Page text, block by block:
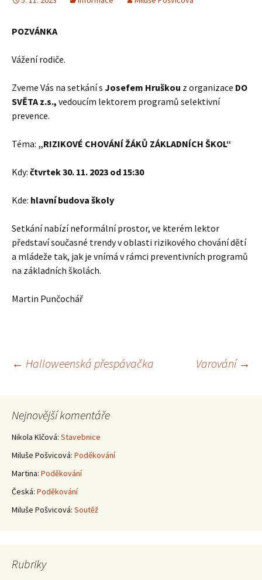
POZVÁNKA
Vážení rodiče.
Zveme Vás na setkání s Josefem Hruškou z organizace DO
SVĚTA z.s., vedoucím lektorem programů selektivní
prevence.
Téma: „RIZIKOVÉ CHOVÁNÍ ŽÁKŮ ZÁKLADNÍCH ŠKOL“
Kdy: čtvrtek30. 11. 2023 od 15:30
Kde: hlavní budova školy
Setkání nabízí neformální prostor, ve kterém lektor
představí současné trendy v oblasti rizikového chování dětí
a mládeže tak, jak je vnímá v rámci preventivních programů
na základních školách.
Martin Punčochář
Navigace
pro
příspěvky
← Halloweenská přespávačka Varování →
Nejnovější komentáře
Nikola Klčová: Stavebnice
Miluše Pošvicová: Poděkování
Martina: Poděkování
Česká: Poděkování
Miluše Pošvicová: Soutěž
Rubriky